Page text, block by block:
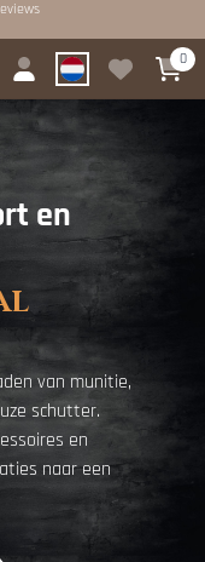
of sta alle
0
en
van munitie,
schutter.
en
naar een